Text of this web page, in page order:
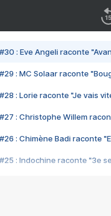
#30 : Eve Angeli raconte
#29 : MC Solaar raconte
#28 : Lorie raconte "Je vais
#27 : Christophe Willem
#26 : Chimène Badi raconte
#25 : Indochine raconte "3e